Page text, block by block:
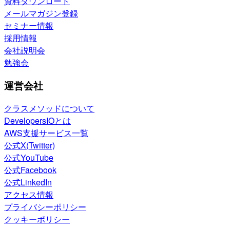
メールマガジン登録
セミナー情報
採用情報
会社説明会
勉強会
運営会社
クラスメソッドについて
DevelopersIOとは
AWS支援サービス一覧
公式X(Twitter)
公式YouTube
公式Facebook
公式LinkedIn
アクセス情報
プライバシーポリシー
クッキーポリシー